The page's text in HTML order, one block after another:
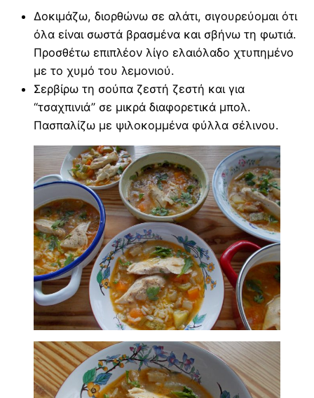
Δοκιμάζω, διορθώνω σε αλάτι, σιγουρεύομαι ότι
όλα είναι σωστά βρασμένα και σβήνω τη φωτιά.
Προσθέτω επιπλέον λίγο ελαιόλαδο χτυπημένο
με το χυμό του λεμονιού.
Σερβίρω τη σούπα ζεστή ζεστή και για
“τσαχπινιά” σε μικρά διαφορετικά μπολ.
Πασπαλίζω με ψιλοκομμένα φύλλα σέλινου.